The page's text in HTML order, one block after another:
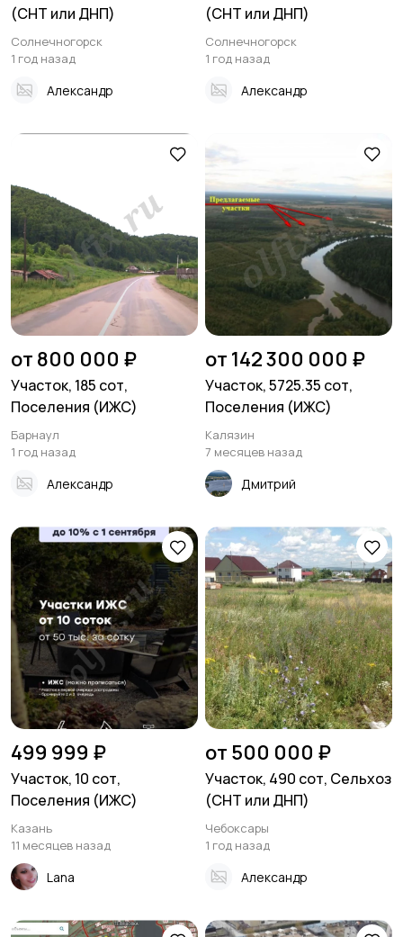
(СНТ или ДНП)
Солнечногорск
1 год назад
Александр
(СНТ или ДНП)
Солнечногорск
1 год назад
Александр
от 800 000 ₽
Участок, 185 сот,
Поселения (ИЖС)
Барнаул
1 год назад
Александр
от 142 300 000 ₽
Участок, 5725.35 сот,
Поселения (ИЖС)
Калязин
7 месяцев назад
Дмитрий
499 999 ₽
Участок, 10 сот,
Поселения (ИЖС)
Казань
11 месяцев назад
Lana
от 500 000 ₽
Участок, 490 сот, Сельхоз
(СНТ или ДНП)
Чебоксары
1 год назад
Александр